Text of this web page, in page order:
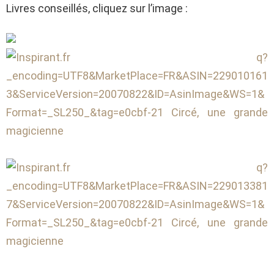
Livres conseillés, cliquez sur l’image :